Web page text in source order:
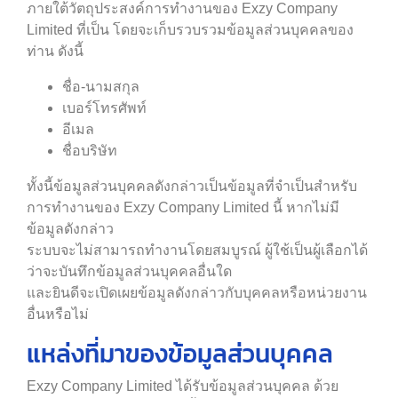
ภายใต้วัตถุประสงค์การทำงานของ Exzy Company
Limited ที่เป็น โดยจะเก็บรวบรวมข้อมูลส่วนบุคคลของ
ท่าน ดังนี้
ชื่อ-นามสกุล
เบอร์โทรศัพท์
อีเมล
ชื่อบริษัท
ทั้งนี้ข้อมูลส่วนบุคคลดังกล่าวเป็นข้อมูลที่จำเป็นสำหรับ
การทำงานของ Exzy Company Limited นี้ หากไม่มี
ข้อมูลดังกล่าว
ระบบจะไม่สามารถทำงานโดยสมบูรณ์ ผู้ใช้เป็นผู้เลือกได้
ว่าจะบันทึกข้อมูลส่วนบุคคลอื่นใด
และยินดีจะเปิดเผยข้อมูลดังกล่าวกับบุคคลหรือหน่วยงาน
อื่นหรือไม่
แหล่งที่มาของข้อมูลส่วนบุคคล
Exzy Company Limited ได้รับข้อมูลส่วนบุคคล ด้วย